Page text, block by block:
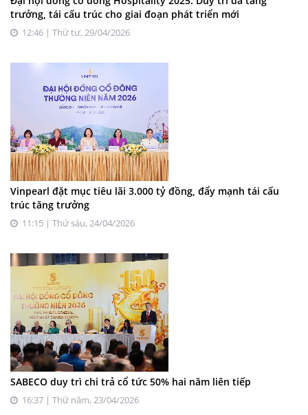
trưởng, tái cấu trúc cho giai đoạn phát triển mới
12:46 | Thứ tư, 29/04/2026
Vinpearl đặt mục tiêu lãi 3.000 tỷ đồng, đẩy mạnh tái cấu
trúc tăng trưởng
11:15 | Thứ sáu, 24/04/2026
SABECO duy trì chi trả cổ tức 50% hai năm liên tiếp
16:37 | Thứ năm, 23/04/2026